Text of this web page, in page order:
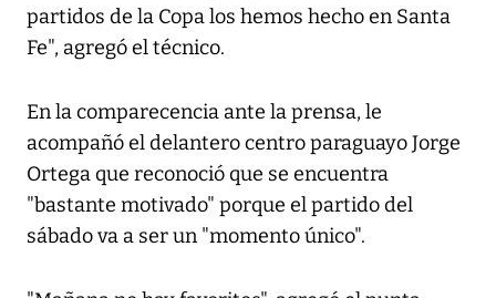
partidos de la Copa los hemos hecho en Santa
Fe", agregó el técnico.
En la comparecencia ante la prensa, le
acompañó el delantero centro paraguayo Jorge
Ortega que reconoció que se encuentra
"bastante motivado" porque el partido del
sábado va a ser un "momento único".